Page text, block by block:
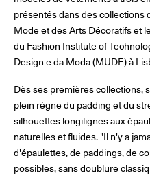
présentés dans des collections
Mode et des Arts Décoratifs et
du Fashion Institute of
Design e da Moda (MUDE) à
Dès ses premières collections,
plein règne du padding et du
silhouettes longilignes aux
naturelles et fluides. "Il n'y a
d'épaulettes, de paddings, de
possibles, sans doublure